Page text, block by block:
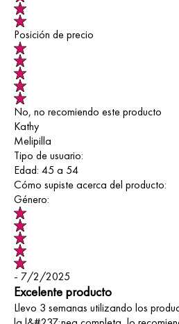
Posición de precio
No, no recomiendo este producto
Kathy
Melipilla
Tipo de usuario:
Edad: 45 a 54
Cómo supiste acerca del producto:
Género:
- 7/2/2025
Excelente producto
Llevo 3 semanas utilizando los